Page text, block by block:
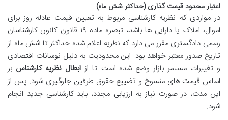
اعتبار محدود قیمت گذاری (حداکثر شش ماه)
در مواردی که نظریه کارشناسی مربوط به تعیین قیمت عادله روز برای
اموال، املاک یا دارایی ها باشد، تبصره ماده ۱۹ قانون کانون کارشناسان
رسمی دادگستری مقرر می دارد که نظریه اعلام شده حداکثر تا شش ماه از
تاریخ صدور معتبر خواهد بود. این محدودیت به دلیل نوسانات اقتصادی
و تغییرات مستمر بازار وضع شده است تا از ابطال نظریه کارشناس بر
اساس قیمت های منسوخ و تضییع حقوق طرفین جلوگیری شود. پس از
این مدت، در صورت نیاز به ارزیابی مجدد، باید کارشناسی جدید انجام
شود.